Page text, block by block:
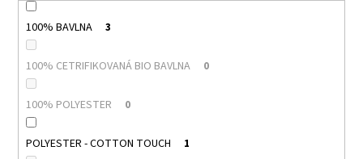
100% BAVLNA 3
100% CETRIFIKOVANÁ BIO BAVLNA 0
100% POLYESTER 0
POLYESTER - COTTON TOUCH 1